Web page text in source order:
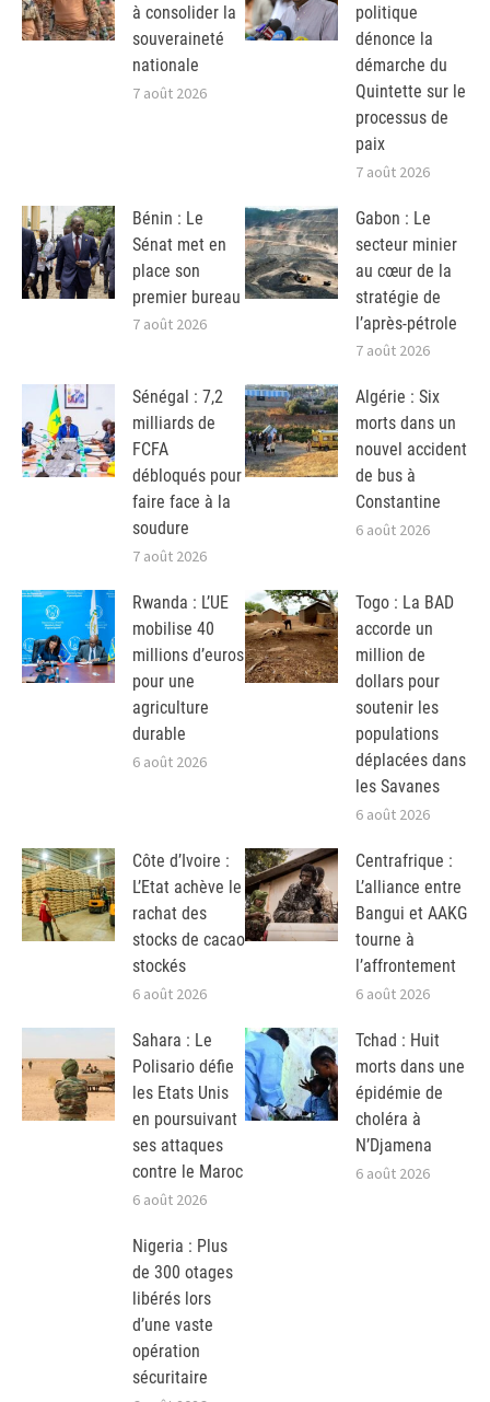
à consolider la
souveraineté
nationale
7 août 2026
politique
dénonce la
démarche du
Quintette sur le
processus de
paix
7 août 2026
Bénin : Le
Sénat met en
place son
premier bureau
7 août 2026
Gabon : Le
secteur minier
au cœur de la
stratégie de
l’après-pétrole
7 août 2026
Sénégal : 7,2
milliards de
FCFA
débloqués pour
faire face à la
soudure
7 août 2026
Algérie : Six
morts dans un
nouvel accident
de bus à
Constantine
6 août 2026
Rwanda : L’UE
mobilise 40
millions d’euros
pour une
agriculture
durable
6 août 2026
Togo : La BAD
accorde un
million de
dollars pour
soutenir les
populations
déplacées dans
les Savanes
6 août 2026
Côte d’Ivoire :
L’Etat achève le
rachat des
stocks de cacao
stockés
6 août 2026
Centrafrique :
L’alliance entre
Bangui et AAKG
tourne à
l’affrontement
6 août 2026
Sahara : Le
Polisario défie
les Etats Unis
en poursuivant
ses attaques
contre le Maroc
6 août 2026
Tchad : Huit
morts dans une
épidémie de
choléra à
N’Djamena
6 août 2026
Nigeria : Plus
de 300 otages
libérés lors
d’une vaste
opération
sécuritaire